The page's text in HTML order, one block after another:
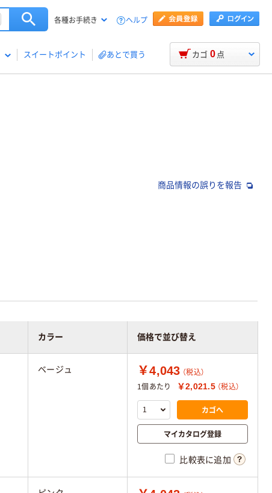
各種お手続き ヘルプ
スイートポイント あとで買う カゴ 0 点
商品情報の誤りを報告
カラー 価格で並び替え
ベージュ ￥4,043 （税込）
1個あたり
￥2,021.5 （税込）
カゴへ
マイカタログ登録
比較表に追加